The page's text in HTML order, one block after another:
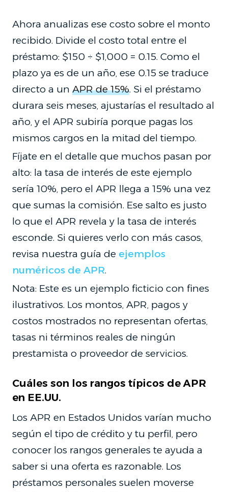
Ahora anualizas ese costo sobre el monto
recibido. Divide el costo total entre el
préstamo: $150 ÷ $1,000 = 0.15. Como el
plazo ya es de un año, ese 0.15 se traduce
directo a un APR de 15%. Si el préstamo
durara seis meses, ajustarías el resultado al
año, y el APR subiría porque pagas los
mismos cargos en la mitad del tiempo.
Fíjate en el detalle que muchos pasan por
alto: la tasa de interés de este ejemplo
sería 10%, pero el APR llega a 15% una vez
que sumas la comisión. Ese salto es justo
lo que el APR revela y la tasa de interés
esconde. Si quieres verlo con más casos,
revisa nuestra guía de ejemplos
numéricos de APR.
Nota: Este es un ejemplo ficticio con fines
ilustrativos. Los montos, APR, pagos y
costos mostrados no representan ofertas,
tasas ni términos reales de ningún
prestamista o proveedor de servicios.
Cuáles son los rangos típicos de APR
en EE.UU.
Los APR en Estados Unidos varían mucho
según el tipo de crédito y tu perfil, pero
conocer los rangos generales te ayuda a
saber si una oferta es razonable. Los
préstamos personales suelen moverse